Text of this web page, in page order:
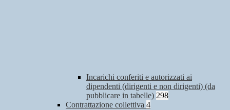
Incarichi conferiti e autorizzati ai
dipendenti (dirigenti e non dirigenti) (da
pubblicare in tabelle) 298
Contrattazione collettiva 4